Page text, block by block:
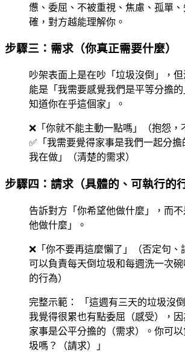
憊、委屈、不被重視、焦慮、孤單
確，對方越能理解你。
步驟三：需求（你真正需要什麼）
吵架表面上是在吵「垃圾沒倒」，
能是「我需要感覺我們是平等分擔
知道你在乎這個家」。
❌「你就不能主動一點嗎」（抱怨，
✅「我需要覺得家事是我們一起分擔
我在做」（清楚的需求）
步驟四：請求（具體的、可執行的行
告訴對方「你希望他做什麼」，而
他做什麼」。
❌「你不要再這麼懶了」（否定句、
可以負責每天倒垃圾和每週洗一次
的行為）
完整示範：
「這週有三天的垃圾沒
我覺得很累也有點委屈（感受），
家事是公平分擔的（需求）。你可
圾嗎？（請求）」